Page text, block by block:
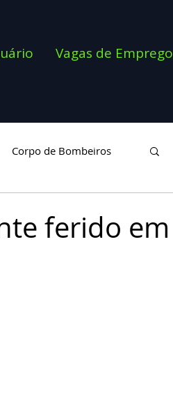
Vagas de Emprego
Corpo de Bombeiros
ferido em